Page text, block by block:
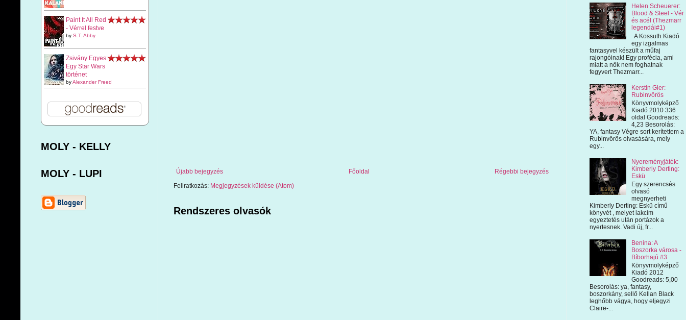
Újabb bejegyzés Régebbi bejegyzés
Főoldal
Feliratkozás: Megjegyzések küldése (Atom)
Rendszeres olvasók
Paint It All Red
- Vérrel festve
by S.T. Abby
Zsivány Egyes:
Egy Star Wars
történet
byAlexander Freed
MOLY - KELLY
MOLY - LUPI
Helen Scheuerer:
Blood & Steel - Vér
és acél (Thezmarr
legendái#1)
A Kossuth Kiadó
egy izgalmas
fantasyvel készült a műfaj
rajongóinak! Egy profécia, ami
miatt a nők nem foghatnak
fegyvert Thezmarr...
Kerstin Gier:
Rubinvörös
Könyvmolyképző
Kiadó 2010 336
oldal Goodreads:
4,23 Besorolás:
YA, fantasy Végre sort kerítettem a
Rubinvörös olvasására, mely
egy...
Nyereményjáték:
Kimberly Derting:
Eskü
Egy szerencsés
olvasó
megnyerheti
Kimberly Derting: Eskü című
könyvét , melyet lakcím
egyeztetés után portázok a
nyertesnek. Vadi új, fr...
Benina: A
Boszorka városa -
Bíborhajú #3
Könyvmolyképző
Kiadó 2012
Goodreads: 5,00
Besorolás: ya, fantasy,
boszorkány, sellő Kellan Black
leghőbb vágya, hogy eljegyzi
Claire-...